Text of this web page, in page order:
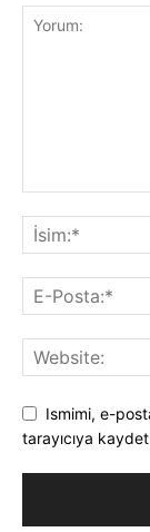
Ismimi, e-
tarayıcıya